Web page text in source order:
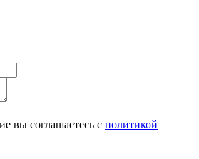
вы соглашаетесь с политикой